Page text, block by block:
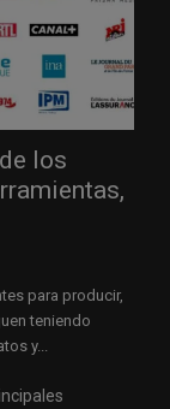
los
para producir,
teniendo
y...